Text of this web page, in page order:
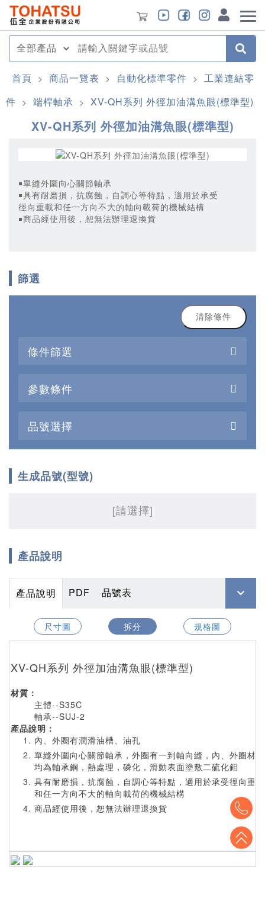
首頁 > 商品一覽表 > 自動化標準零件 > 工業連結零
件 > 端桿軸承 > XV-QH系列 外徑加油溝魚眼(標準型)
XV-QH系列 外徑加油溝魚眼(標準型)
￭單縫外圍向心關節軸承
￭具有耐磨損，抗腐蝕，自調心等特點，適用於承受
徑向重載和任一方向不大的軸向載荷的機械結構
￭商品經使用後，恕無法辦理退換貨
篩選
清除條件
條件篩選
參數條件
品號選擇
生成品號(型號)
[請選擇]
產品說明
產品說明 PDF 品號表
尺寸圖 拆分 規格圖
XV-QH系列 外徑加油溝魚眼(標準型)
材質：
主體--S35C
軸承--SUJ-2
產品說明：
內、外圈有潤滑油槽、油孔
單縫外圍向心關節軸承，外圈有一到軸向縫，內、外圈材料
均為軸承鋼，熱處理，磷化，滑動表面塗敷二硫化鉬
具有耐磨損，抗腐蝕，自調心等特點，適用於承受徑向重載
和任一方向不大的軸向載荷的機械結構
商品經使用後，恕無法辦理退換貨